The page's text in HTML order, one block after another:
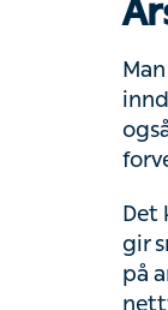
og
Det
vis,